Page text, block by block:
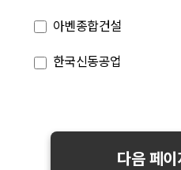
아벤종합건설
한국신동공업
다음 페